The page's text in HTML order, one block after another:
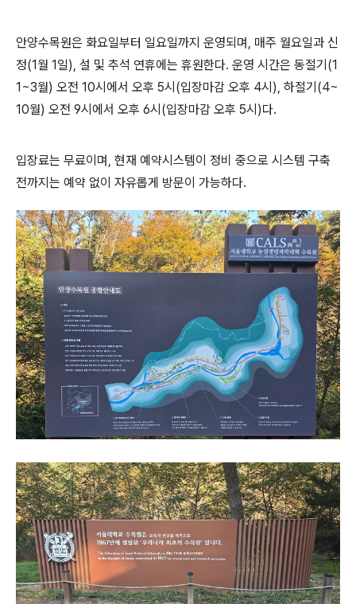
안양수목원은 화요일부터 일요일까지 운영되며, 매주 월요일과 신
정(1월 1일), 설 및 추석 연휴에는 휴원한다. 운영 시간은 동절기 (1
1~3월) 오전 10시에서 오후 5시 (입장마감 오후 4시 ), 하절기 (4~
10월) 오전 9시에서 오후 6시 (입장마감 오후 5시 )다.
입장료는 무료이며, 현재 예약시스템이 정비 중으로 시스템 구축
전까지는 예약 없이 자유롭게 방문이 가능하다.